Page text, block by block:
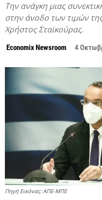
Την ανάγκη μιας
στην άνοδο των τιμών
Χρήστος Σταϊκούρας.
Economix Newsroom 4
Πηγή Εικόνας: ΑΠΕ-ΜΠΕ